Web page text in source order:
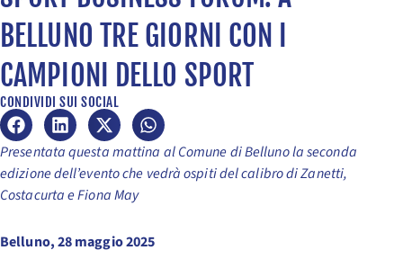
BELLUNO TRE GIORNI CON I
CAMPIONI DELLO SPORT
CONDIVIDI SUI SOCIAL
Presentata questa mattina al Comune di Belluno la seconda
edizione dell’evento che vedrà ospiti del calibro di Zanetti,
Costacurta e Fiona May
Belluno, 28 maggio 2025